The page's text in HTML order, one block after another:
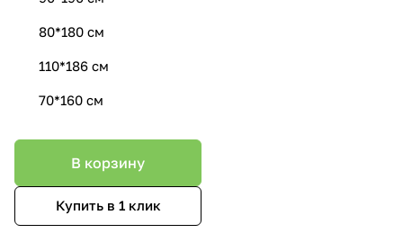
80*180 см
110*186 см
70*160 см
В корзину
Купить в 1 клик